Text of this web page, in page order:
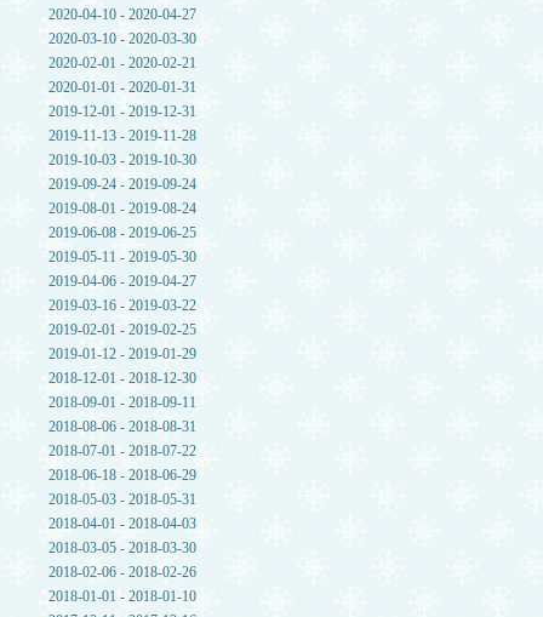
2020-04-10 - 2020-04-27
2020-03-10 - 2020-03-30
2020-02-01 - 2020-02-21
2020-01-01 - 2020-01-31
2019-12-01 - 2019-12-31
2019-11-13 - 2019-11-28
2019-10-03 - 2019-10-30
2019-09-24 - 2019-09-24
2019-08-01 - 2019-08-24
2019-06-08 - 2019-06-25
2019-05-11 - 2019-05-30
2019-04-06 - 2019-04-27
2019-03-16 - 2019-03-22
2019-02-01 - 2019-02-25
2019-01-12 - 2019-01-29
2018-12-01 - 2018-12-30
2018-09-01 - 2018-09-11
2018-08-06 - 2018-08-31
2018-07-01 - 2018-07-22
2018-06-18 - 2018-06-29
2018-05-03 - 2018-05-31
2018-04-01 - 2018-04-03
2018-03-05 - 2018-03-30
2018-02-06 - 2018-02-26
2018-01-01 - 2018-01-10